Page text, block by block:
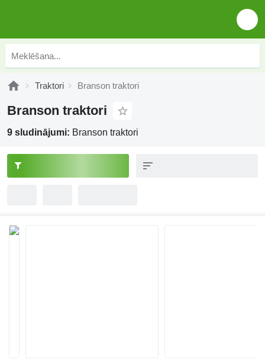
Traktori Branson traktori
Branson traktori
9 sludinājumi: Branson traktori